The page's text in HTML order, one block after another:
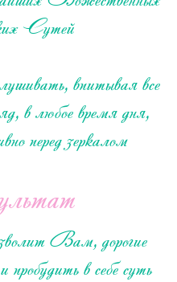
Сутей
впитывая все
в любое время дня,
перед зеркалом
Вам, дорогие
в себе суть